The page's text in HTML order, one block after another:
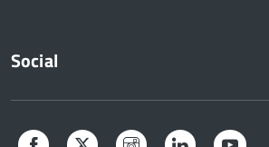
Social
Facebook Twitter Instagram LinkedIn